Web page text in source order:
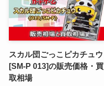
スカル団ごっこピカチュウ
[SM-P 013]の販売価格・買
取相場